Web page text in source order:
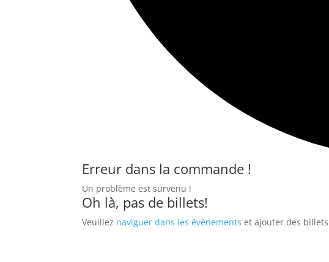
Erreur dans la commande !
Un problème est survenu !
Oh là, pas de billets!
Veuillez naviguer dans les évènements et ajouter des